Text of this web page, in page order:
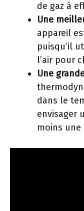
de gaz à
Une
appareil
puisqu’il
l’air pour
Une
dans le
envisager
moins une